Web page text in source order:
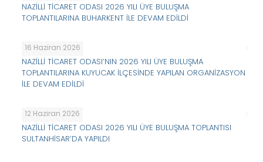
NAZİLLİ TİCARET ODASI 2026 YILI ÜYE BULUŞMA
TOPLANTILARINA BUHARKENT İLE DEVAM EDİLDİ
16 Haziran 2026
NAZİLLİ TİCARET ODASI’NIN 2026 YILI ÜYE BULUŞMA
TOPLANTILARINA KUYUCAK İLÇESİNDE YAPILAN ORGANİZASYON
İLE DEVAM EDİLDİ
12 Haziran 2026
NAZİLLİ TİCARET ODASI 2026 YILI ÜYE BULUŞMA TOPLANTISI
SULTANHİSAR’DA YAPILDI